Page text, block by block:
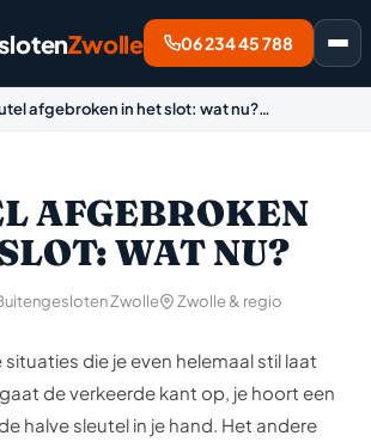
Zwolle 06 234 45 788
afgebroken in het slot: wat nu?…
AFGEBROKEN
WAT NU?
Zwolle Zwolle & regio
situaties die je even helemaal stil laat
de verkeerde kant op, je hoort een
halve sleutel in je hand. Het andere